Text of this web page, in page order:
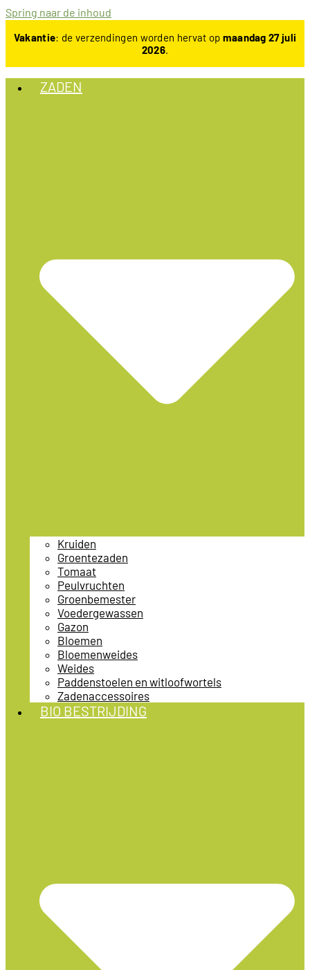
Spring naar de inhoud
Vakantie: de verzendingen worden hervat op maandag 27 juli
2026.
ZADEN
Kruiden
Groentezaden
Tomaat
Peulvruchten
Groenbemester
Voedergewassen
Gazon
Bloemen
Bloemenweides
Weides
Paddenstoelen en witloofwortels
Zadenaccessoires
BIO BESTRIJDING